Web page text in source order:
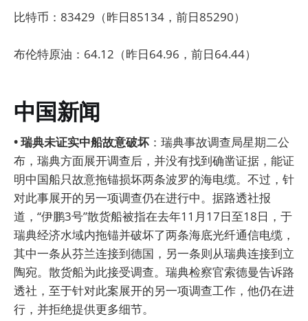
比特币：83429（昨日85134，前日85290）
布伦特原油：64.12（昨日64.96，前日64.44）
中国新闻
• 瑞典未证实中船故意破坏 ：瑞典事故调查局星期二公
布，瑞典方面展开调查后，并没有找到确凿证据，能证
明中国船只故意拖锚损坏两条波罗的海电缆。不过，针
对此事展开的另一项调查仍在进行中。据路透社报
道，“伊鹏3号”散货船被指在去年11月17日至18日，于
瑞典经济水域内拖锚并破坏了两条海底光纤通信电缆，
其中一条从芬兰连接到德国，另一条则从瑞典连接到立
陶宛。散货船为此接受调查。瑞典检察官索德曼告诉路
透社，至于针对此案展开的另一项调查工作，他仍在进
行，并拒绝提供更多细节。